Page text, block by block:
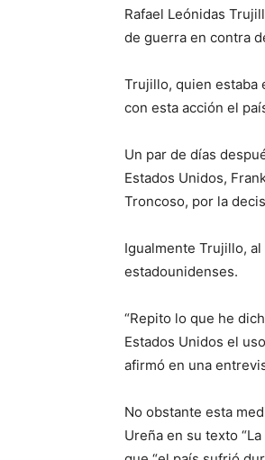
Rafael Leónidas
de gue­rra en contra
Trujillo, quien estaba
con esta acción el
Un par de días
Estados Unidos,
Troncoso, por la
Igualmente Trujillo,
esta­dounidenses.
“Repito lo que he
Estados Unidos el
afirmó en una
No obstante esta
Ureña en su texto